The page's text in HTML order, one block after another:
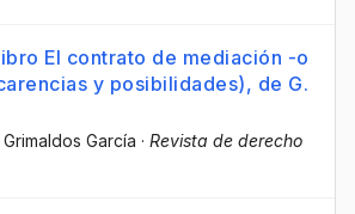
El contrato de mediación -o
y posibilidades), de G.
García · Revista de derecho